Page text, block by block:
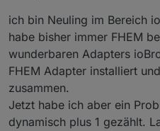
ich bin Neuling im Bereich
habe bisher immer FHEM
wunderbaren Adapters
FHEM Adapter installiert
zusammen.
Jetzt habe ich aber ein
dynamisch plus 1 gezählt.